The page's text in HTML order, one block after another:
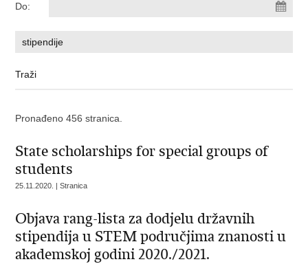
Do:
Pronađeno 456 stranica.
State scholarships for special groups of
students
25.11.2020. | Stranica
Objava rang-lista za dodjelu državnih
stipendija u STEM područjima znanosti u
akademskoj godini 2020./2021.